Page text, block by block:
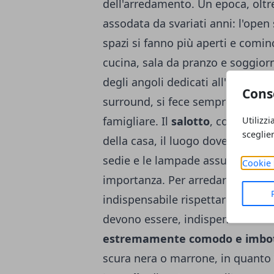
Cookie
dell'arredamento. Un epoca,
assodata da svariati anni:
spazi si fanno più aperti e
cucina, sala da pranzo e
degli angoli dedicati all'hi-tec,
surround, si fece sempre più
famigliare. Il salotto,
della casa, il luogo dove si
sedie e le lampade assumono
importanza. Per arredare un
indispensabile rispettare alcuni
devono essere,
estremamente comodo e
scura nera o marrone, in